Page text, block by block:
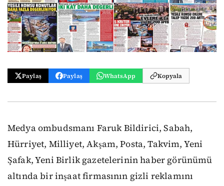
Paylaş Paylaş WhatsApp Kopyala
Medya ombudsmanı Faruk Bildirici, Sabah,
Hürriyet, Milliyet, Akşam, Posta, Takvim, Yeni
Şafak, Yeni Birlik gazetelerinin haber görünümü
altında bir inşaat firmasının gizli reklamını